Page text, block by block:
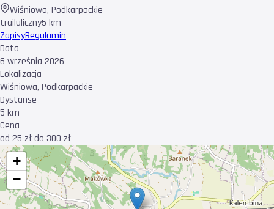
Wiśniowa, Podkarpackie
trailuliczny5 km
ZapisyRegulamin
Data
6 września 2026
Lokalizacja
Wiśniowa, Podkarpackie
Dystanse
5 km
Cena
od 25 zł do 300 zł
+
−